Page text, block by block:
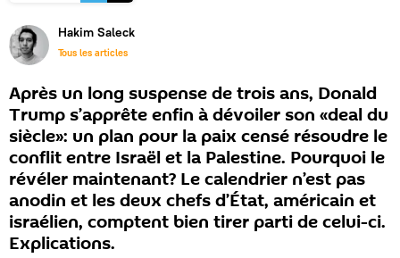
Hakim Saleck
Tous les articles
Après un long suspense de trois ans, Donald
Trump s’apprête enfin à dévoiler son «deal du
siècle»: un plan pour la paix censé résoudre le
conflit entre Israël et la Palestine. Pourquoi le
révéler maintenant? Le calendrier n’est pas
anodin et les deux chefs d’État, américain et
israélien, comptent bien tirer parti de celui-ci.
Explications.